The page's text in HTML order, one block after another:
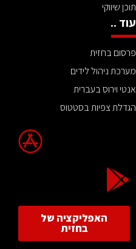
תוכן שיווקי
עוד ..
פרסום בחזית
מערכת ניהול לידים
אנטי וירוס בעברית
הגדלת צפיות בסטטוס
האפליקציה של
בחזית